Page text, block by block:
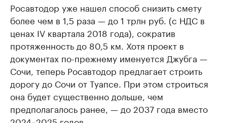
Росавтодор уже нашел способ снизить смету
более чем в 1,5 раза — до 1 трлн руб. (с НДС в
ценах IV квартала 2018 года), сократив
протяженность до 80,5 км. Хотя проект в
документах по-прежнему именуется Джубга —
Сочи, теперь Росавтодор предлагает строить
дорогу до Сочи от Туапсе. При этом строиться
она будет существенно дольше, чем
предполагалось ранее, — до 2037 года вместо